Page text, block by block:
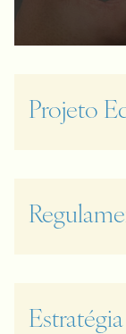
Projeto